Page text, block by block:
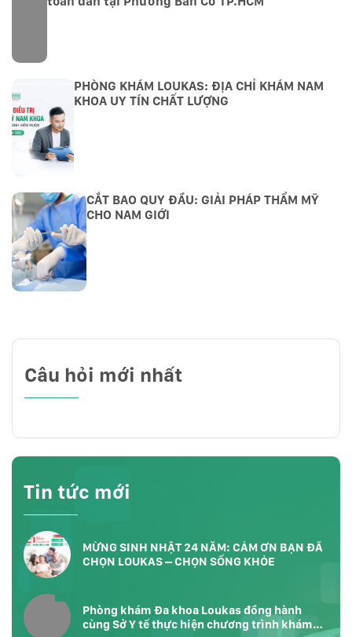
PHÒNG KHÁM LOUKAS: ĐỊA CHỈ KHÁM NAM
KHOA UY TÍN CHẤT LƯỢNG
CẮT BAO QUY ĐẦU: GIẢI PHÁP THẨM MỸ
CHO NAM GIỚI
Câu hỏi mới nhất
Tin tức mới
MỪNG SINH NHẬT 24 NĂM: CẢM ƠN BẠN ĐÃ
CHỌN LOUKAS – CHỌN SỐNG KHỎE
Phòng khám Đa khoa Loukas đồng hành
cùng Sở Y tế thực hiện chương trình khám